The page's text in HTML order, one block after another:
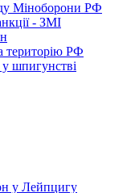
Міноборони РФ
- ЗМІ
територію РФ
шпигунстві